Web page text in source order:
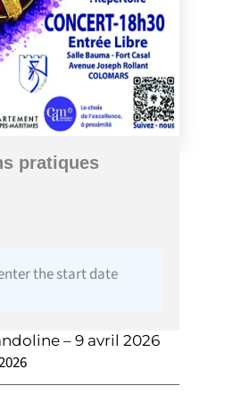
pratiques
the start date
– 9 avril 2026